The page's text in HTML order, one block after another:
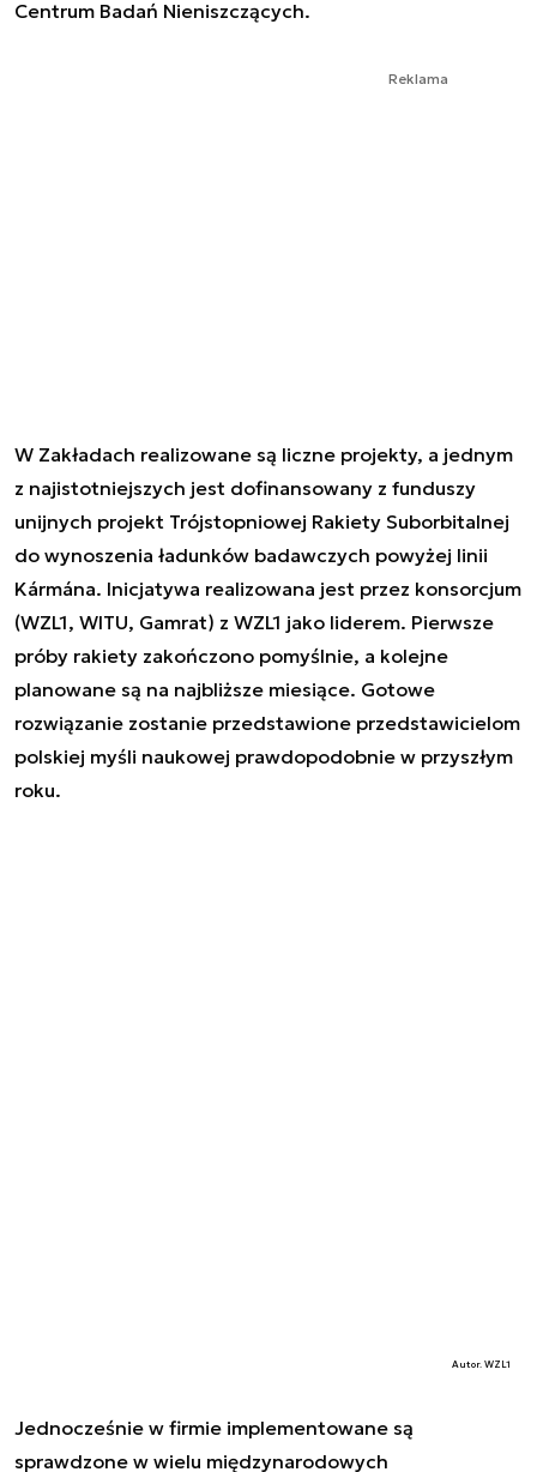
Centrum Badań Nieniszczących.
Reklama
W Zakładach realizowane są liczne projekty, a jednym
z najistotniejszych jest dofinansowany z funduszy
unijnych projekt Trójstopniowej Rakiety Suborbitalnej
do wynoszenia ładunków badawczych powyżej linii
Kármána. Inicjatywa realizowana jest przez konsorcjum
(WZL1, WITU, Gamrat) z WZL1 jako liderem. Pierwsze
próby rakiety zakończono pomyślnie, a kolejne
planowane są na najbliższe miesiące. Gotowe
rozwiązanie zostanie przedstawione przedstawicielom
polskiej myśli naukowej prawdopodobnie w przyszłym
roku.
Autor. WZL1
Jednocześnie w firmie implementowane są
sprawdzone w wielu międzynarodowych